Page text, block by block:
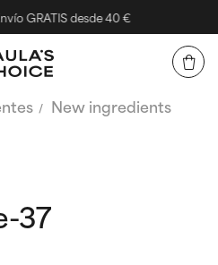
GRATIS desde 40 €
New ingredients
37